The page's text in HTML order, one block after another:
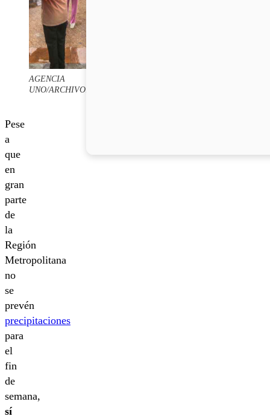
AGENCIA
UNO/ARCHIVO.
Pese
a
que
en
gran
parte
de
la
Región
Metropolitana
no
se
prevén
precipitaciones
para
el
fin
de
semana,
sí